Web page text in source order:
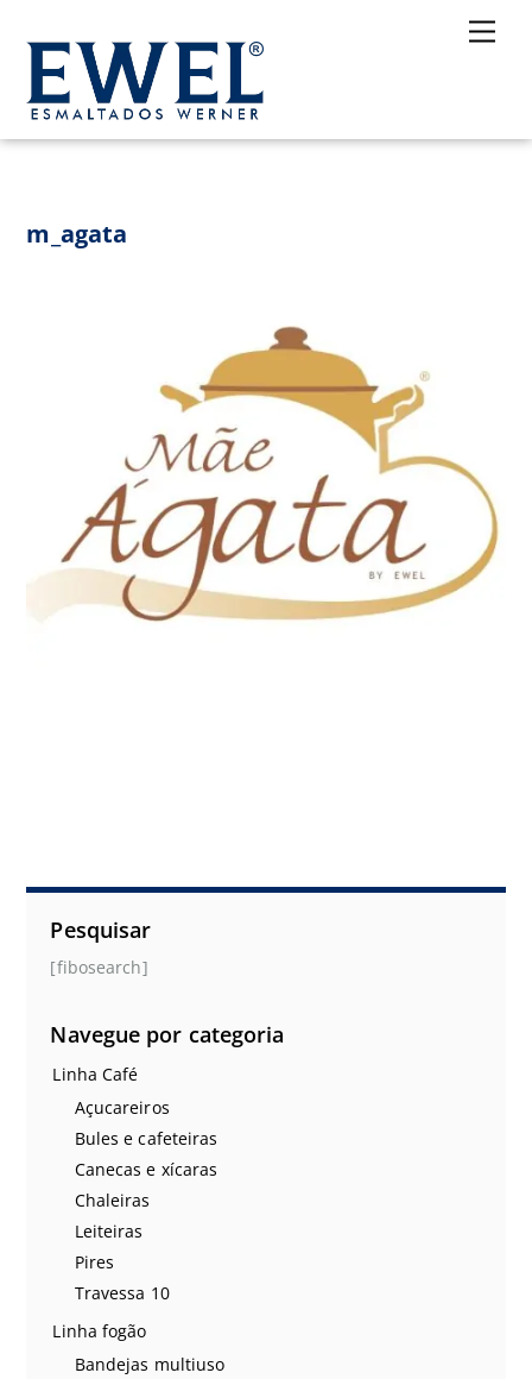
content
m_agata
Pesquisar
[fibosearch]
Navegue por categoria
Linha Café
Açucareiros
Bules e cafeteiras
Canecas e xícaras
Chaleiras
Leiteiras
Pires
Travessa 10
Linha fogão
Bandejas multiuso